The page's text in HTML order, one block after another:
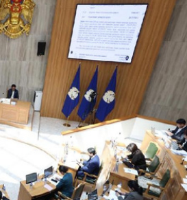
НИЙСЛЭЛД ШАХМАЛ ТҮЛШ
БОРЛУУЛАХ 435 ЦЭГ
АЖИЛЛАНА